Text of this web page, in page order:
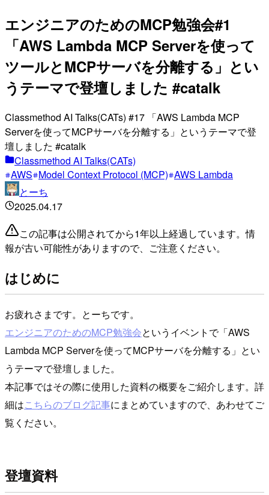
エンジニアのためのMCP勉強会#1
「AWS Lambda MCP Serverを使って
ツールとMCPサーバを分離する」とい
うテーマで登壇しました #catalk
Classmethod AI Talks(CATs) #17 「AWS Lambda MCP
Serverを使ってMCPサーバを分離する」というテーマで登
壇しました #catalk
Classmethod AI Talks(CATs)
AWS Model Context Protocol (MCP) AWS Lambda
とーち
2025.04.17
この記事は公開されてから1年以上経過しています。情
報が古い可能性がありますので、ご注意ください。
はじめに
お疲れさまです。とーちです。
エンジニアのためのMCP勉強会というイベントで「AWS
Lambda MCP Serverを使ってMCPサーバを分離する」とい
うテーマで登壇しました。
本記事ではその際に使用した資料の概要をご紹介します。詳
細はこちらのブログ記事にまとめていますので、あわせてご
覧ください。
登壇資料